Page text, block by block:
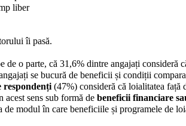
liber
îi pasă.
de o parte, că 31,6% dintre angajați consideră
se bucură de beneficii și condiții
(47%) consideră că loialitatea față
acest sens sub formă de beneficii financiare
de modul în care beneficiile și programele de